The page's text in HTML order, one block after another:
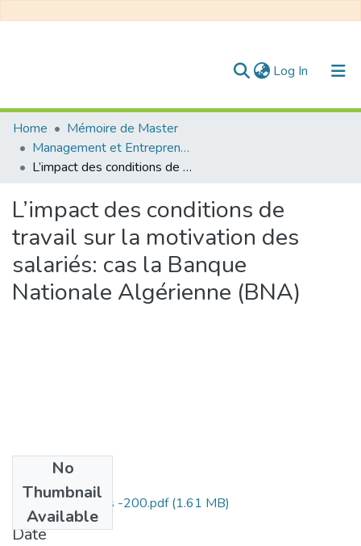
Log In (current)
Communities & Collections
All of DSpace
Home
Mémoire de Master
Management et Entrepreneuriat
L’impact des conditions de travail sur la motivation des salariés: cas la Banque Nationale Algérienne (BNA)
L’impact des conditions de
travail sur la motivation des
salariés: cas la Banque
Nationale Algérienne (BNA)
No
Thumbnail
Available
ROUBACHE Ilyes -200.pdf(1.61 MB)
Date